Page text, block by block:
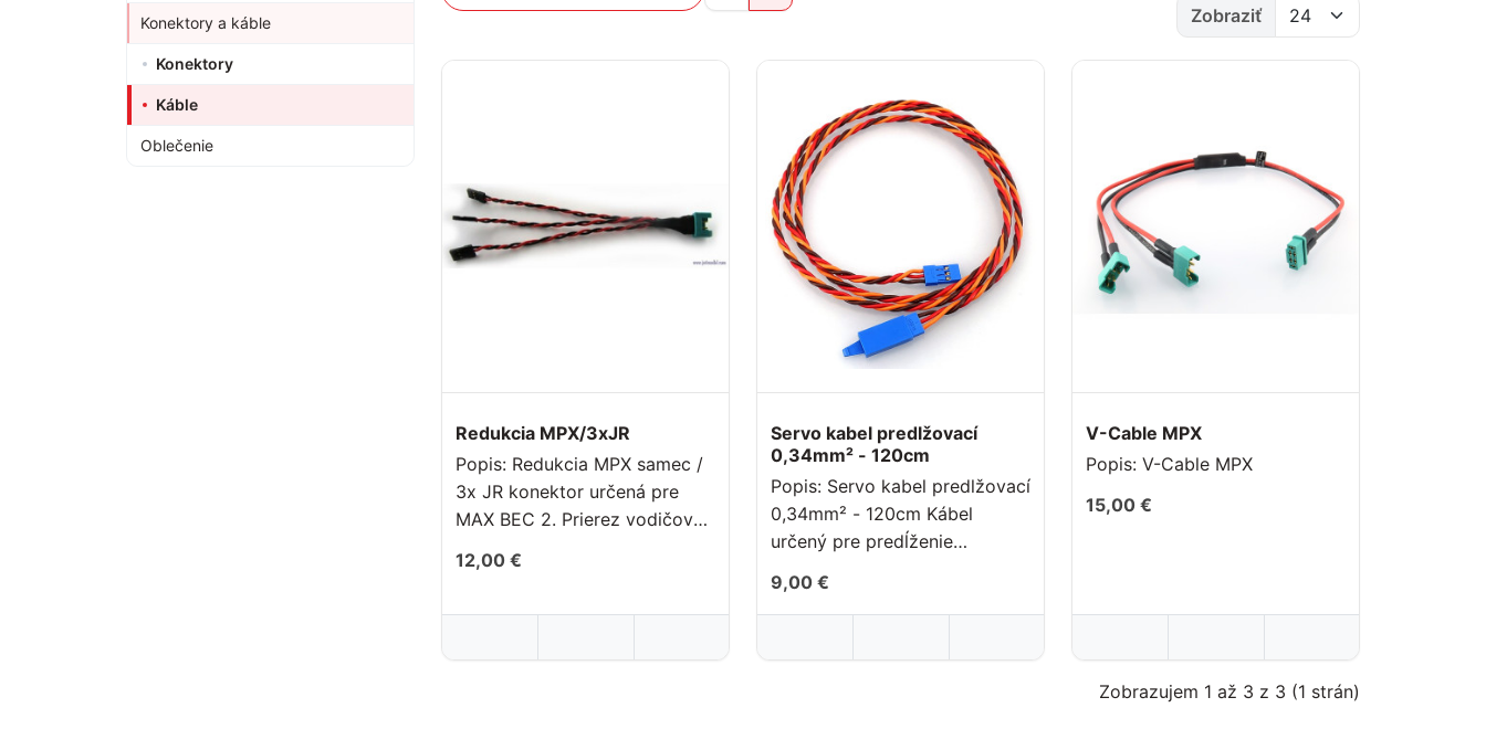
Konektory a káble
Konektory
Káble
Oblečenie
Zobraziť
Redukcia MPX/3xJR
Popis: Redukcia MPX samec /
3x JR konektor určená pre
MAX BEC 2. Prierez vodičov
12,00 €
Servo kabel predlžovací
0,34mm² - 120cm
Popis: Servo kabel predlžovací
0,34mm² - 120cm Kábel
určený pre predĺženie
9,00 €
V-Cable MPX
Popis: V-Cable MPX
15,00 €
Zobrazujem 1 až 3 z 3 (1 strán)